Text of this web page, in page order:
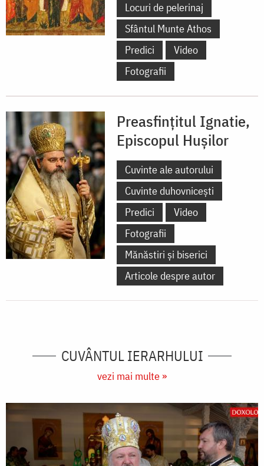
Locuri de pelerinaj
Sfântul Munte Athos
Predici
Video
Fotografii
Preasfințitul Ignatie,
Episcopul Hușilor
Cuvinte ale autorului
Cuvinte duhovnicești
Predici
Video
Fotografii
Mănăstiri și biserici
Articole despre autor
CUVÂNTUL IERARHULUI
vezi mai multe »